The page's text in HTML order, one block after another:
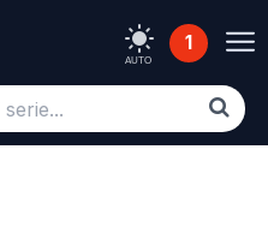
AUTO
1